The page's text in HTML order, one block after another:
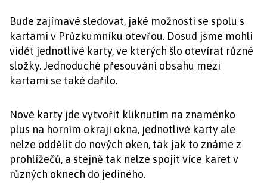
Bude zajímavé sledovat, jaké možnosti se spolu s
kartami v Průzkumníku otevřou. Dosud jsme mohli
vidět jednotlivé karty, ve kterých šlo otevírat různé
složky. Jednoduché přesouvání obsahu mezi
kartami se také dařilo.
Nové karty jde vytvořit kliknutím na znaménko
plus na horním okraji okna, jednotlivé karty ale
nelze oddělit do nových oken, tak jak to známe z
prohlížečů, a stejně tak nelze spojit více karet v
různých oknech do jediného.